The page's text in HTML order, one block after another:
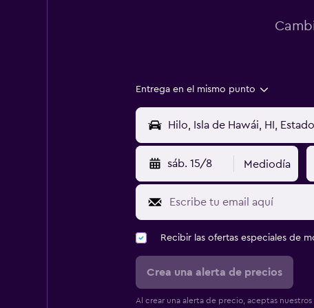
Entrega en el mismo punto
sáb. 15/8 Mediodía
Recibir las ofertas especiales de
Crea una alerta de precios
Al crear una alerta de precio, aceptas nuestros